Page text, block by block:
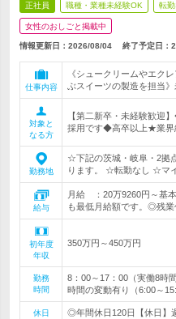
正社員 職種・業種未経験OK 転勤
女性のおしごと掲載中
情報更新日：2026/08/04 終了予定日：
仕事内容
《シュークリームやエク
ぶスイーツの製造を担当
対象と
なる方
【第二新卒・未経験歓迎
採用です◆高卒以上★業界
勤務地
☆下記の茨城・岐阜・2拠
ります。 ☆転勤なし ☆マ
給与
月給 ：20万9260円～基
も最低月給額です。◎残
初年度
年収
350万円～450万円
勤務
時間
8：00～17：00（実働8時
時間の変動有り（6:00～
休日
◎年間休日120日【休日】